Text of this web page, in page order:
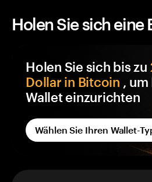
Holen Sie sich eine
Holen Sie sich bis zu
Dollar in Bitcoin
Wallet einzurichten
Jede Tangem-Wallet in
eine BTC-Prämie, die einer
gutgeschrieben wird, über
Sie die Kontrolle haben –
Wählen Sie Ihren Wallet-